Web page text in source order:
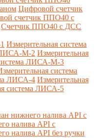
Цифровой счетчик
счетчик ППО40 с
Счетчик ППО40 с ДСС
Измерительная система
ЛИСА-М-2 Измерительная
ЛИСА-М-3
система
ЛИСА-4 Измерительная
система ЛИСА-5
нижнего налива API с
налива API с
налива API без ручки